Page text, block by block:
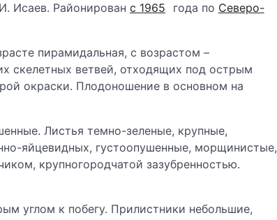
Исаев. Районирован с 1965 года по Северо-
пирамидальная, с возрастом –
скелетных ветвей, отходящих под острым
окраски. Плодоношение в основном на
Листья темно-зеленые, крупные,
яйцевидных, густоопушенные, морщинистые,
крупногородчатой зазубренностью.
углом к побегу. Прилистники небольшие,